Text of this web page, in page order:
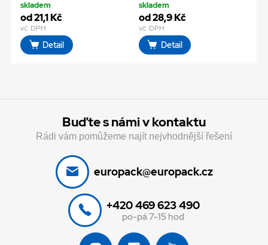
skladem
od 21,1 Kč
vč. DPH
Detail
skladem
od 28,9 Kč
vč. DPH
Detail
Buďte s námi v kontaktu
Rádi vám pomůžeme najít nejvhodnější řešení
europack@europack.cz
+420 469 623 490
po-pá 7-15 hod